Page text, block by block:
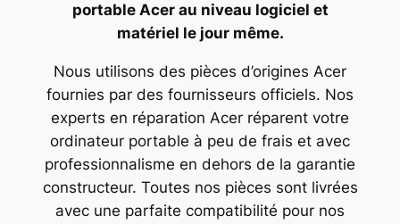
portable Acer au niveau logiciel et
matériel le jour même.
Nous utilisons des pièces d’origines Acer
fournies par des fournisseurs officiels. Nos
experts en réparation Acer réparent votre
ordinateur portable à peu de frais et avec
professionnalisme en dehors de la garantie
constructeur. Toutes nos pièces sont livrées
avec une parfaite compatibilité pour nos